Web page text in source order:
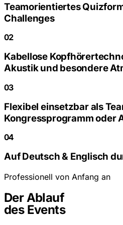
Teamorientiertes
Challenges
02
Kabellose
Akustik und besondere
03
Flexibel einsetzbar als
Kongressprogramm oder
04
Auf Deutsch & Englisch
Professionell von Anfang an
Der Ablauf
des Events